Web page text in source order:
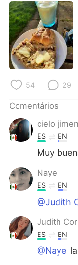
English
繁體中文
العربية
Deutsch
한국어
ไทย
Italiano
Tiếng Việt
54 29
Comentários
cielo
ES EN
Muy
Naye
ES EN
@Judith
Judith
ES EN
@Naye